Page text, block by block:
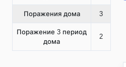
Поражения дома 3
Поражение 3 период
дома
2